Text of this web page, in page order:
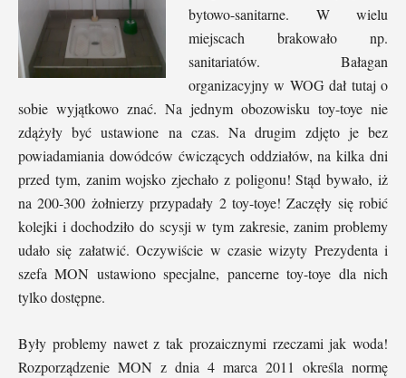
bytowo-sanitarne. W wielu
miejscach brakowało np.
sanitariatów. Bałagan
organizacyjny w WOG dał tutaj o
sobie wyjątkowo znać. Na jednym obozowisku toy-toye nie
zdążyły być ustawione na czas. Na drugim zdjęto je bez
powiadamiania dowódców ćwiczących oddziałów, na kilka dni
przed tym, zanim wojsko zjechało z poligonu! Stąd bywało, iż
na 200-300 żołnierzy przypadały 2 toy-toye! Zaczęły się robić
kolejki i dochodziło do scysji w tym zakresie, zanim problemy
udało się załatwić. Oczywiście w czasie wizyty Prezydenta i
szefa MON ustawiono specjalne, pancerne toy-toye dla nich
tylko dostępne.
Były problemy nawet z tak prozaicznymi rzeczami jak woda!
Rozporządzenie MON z dnia 4 marca 2011 określa normę